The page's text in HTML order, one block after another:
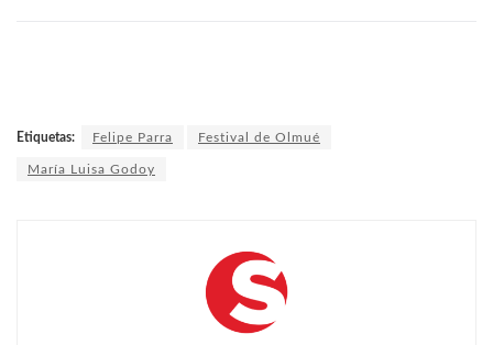
Etiquetas: Felipe Parra Festival de Olmué
María Luisa Godoy